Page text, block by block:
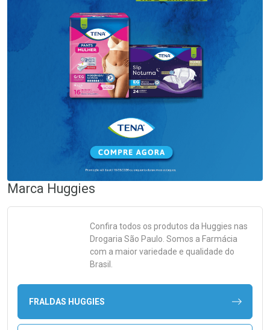
Marca Huggies
Confira todos os produtos da Huggies nas
Drogaria São Paulo. Somos a Farmácia
com a maior variedade e qualidade do
Brasil.
FRALDAS HUGGIES